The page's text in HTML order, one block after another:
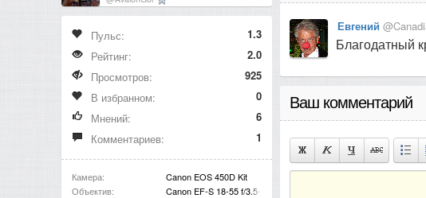
Пульс:
1.3
Рейтинг:
2.0
Просмотров:
925
В избранном:
0
Мнений:
6
Комментариев:
1
Камера:
Canon EOS 450D Kit
Объектив:
Canon EF-S 18-55 f/3.5-5.6 IS
Евгений
Благодатный
Ваш комментарий